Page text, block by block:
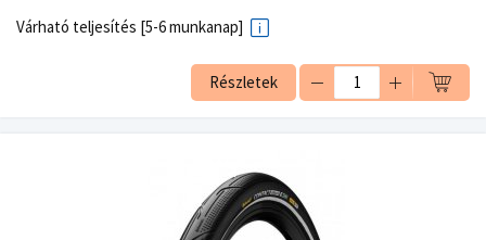
Várható teljesítés [5-6 munkanap]
Részletek